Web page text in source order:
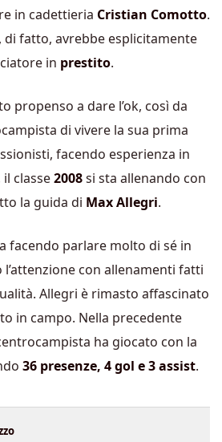
in cadettieria Cristian Comotto.
di fatto, avrebbe esplicitamente
in prestito.
propenso a dare l’ok, così da
di vivere la sua prima
facendo esperienza in
classe2008si sta allenando con
la guida di Max Allegri.
facendo parlare molto di sé in
con allenamenti fatti
Allegri è rimasto affascinato
in campo. Nella precedente
ha giocato con la
36 presenze, 4 gol e 3 assist.